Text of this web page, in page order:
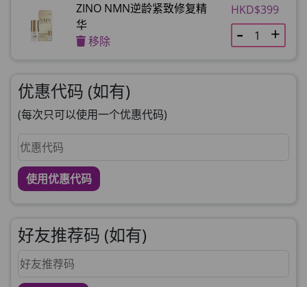
ZINO NMN逆龄紧致修复精
华
移除
HKD$399
优惠代码 (如有)
(每次只可以使用一个优惠代码)
使用优惠代码
好友推荐码 (如有)